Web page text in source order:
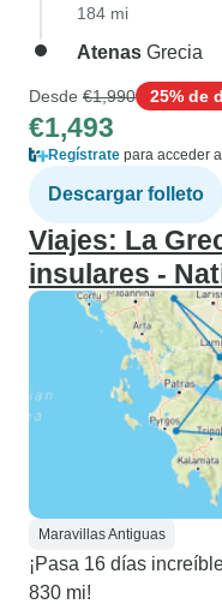
184 mi
Atenas Grecia
Desde €1,990 25% de
€1,493
Regístrate para acceder
Descargar folleto
Viajes: La
insulares -
Maravillas Antiguas
¡Pasa 16 días
830 mi!